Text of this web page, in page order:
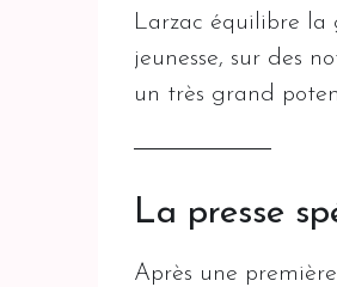
Larzac équilibre la
jeunesse, sur des
un très grand
La presse
Après une